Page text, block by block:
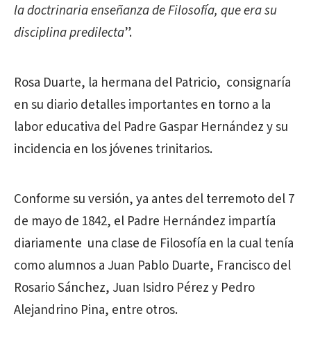
la doctrinaria enseñanza de Filosofía, que era su
disciplina predilecta”.
Rosa Duarte, la hermana del Patricio, consignaría
en su diario detalles importantes en torno a la
labor educativa del Padre Gaspar Hernández y su
incidencia en los jóvenes trinitarios.
Conforme su versión, ya antes del terremoto del 7
de mayo de 1842, el Padre Hernández impartía
diariamente una clase de Filosofía en la cual tenía
como alumnos a Juan Pablo Duarte, Francisco del
Rosario Sánchez, Juan Isidro Pérez y Pedro
Alejandrino Pina, entre otros.